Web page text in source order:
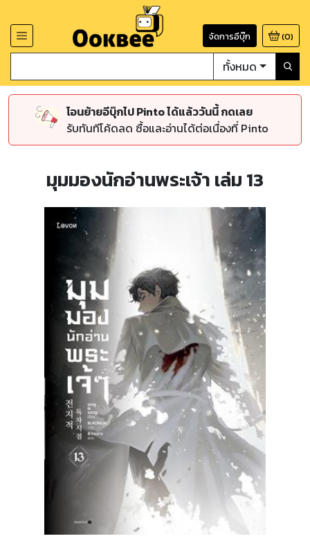
จัดการอีบุ๊ก (0)
ทั้งหมด
โอนย้ายอีบุ๊กไป Pinto ได้แล้ววันนี้ กดเลย
รับทันทีโค้ดลด ซื้อและอ่านได้ต่อเนื่องที่ Pinto
มุมมองนักอ่านพระเจ้า เล่ม 13